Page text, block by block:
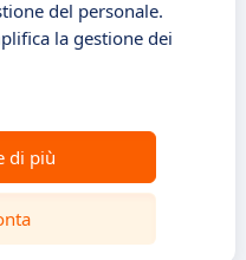
del personale.
la gestione dei
di più